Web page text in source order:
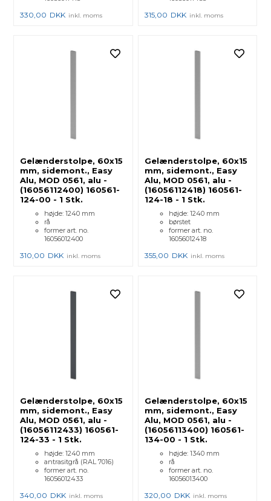
330,00 DKK inkl. moms 315,00 DKK inkl. moms
Gelænderstolpe, 60x15
mm, sidemont., Easy
Alu, MOD 0561, alu -
(16056112400) 160561-
124-00 - 1 Stk.
højde: 1240 mm
rå
former art. no.
16056012400
310,00 DKK inkl. moms
Gelænderstolpe, 60x15
mm, sidemont., Easy
Alu, MOD 0561, alu -
(16056112418) 160561-
124-18 - 1 Stk.
højde: 1240 mm
børstet
former art. no.
16056012418
355,00 DKK inkl. moms
Gelænderstolpe, 60x15
mm, sidemont., Easy
Alu, MOD 0561, alu -
(16056112433) 160561-
124-33 - 1 Stk.
højde: 1240 mm
antrasitgrå (RAL 7016)
former art. no.
16056012433
340,00 DKK inkl. moms
Gelænderstolpe, 60x15
mm, sidemont., Easy
Alu, MOD 0561, alu -
(16056113400) 160561-
134-00 - 1 Stk.
højde: 1340 mm
rå
former art. no.
16056013400
320,00 DKK inkl. moms